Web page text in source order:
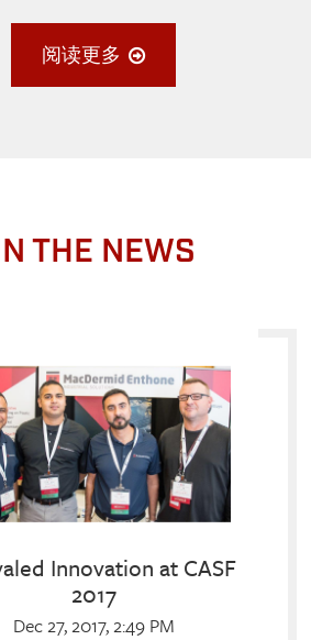
阅读更多
THE NEWS
Innovation at CASF
2017
Dec 27, 2017, 2:49 PM